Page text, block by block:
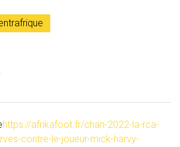
https://afrikafoot.fr/chan-2022-la-rca-
contre-le-joueur-mick-harvy-